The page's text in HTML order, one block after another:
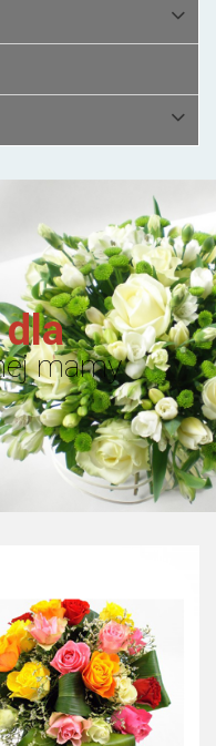
mamy